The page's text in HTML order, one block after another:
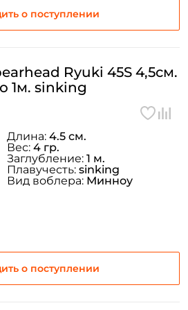
о поступлении
Ryuki 45S 4,5см.
1м. sinking
о поступлении
Длина: 4.5 см.
Вес: 4 гр.
Заглубление: 1 м.
Плавучесть: sinking
Вид воблера: Минноу